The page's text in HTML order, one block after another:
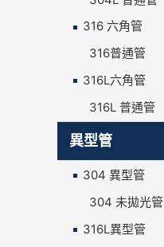
316 六角管
316普通管
316L六角管
316L 普通管
異型管
304 異型管
304 未拋光管
316L異型管